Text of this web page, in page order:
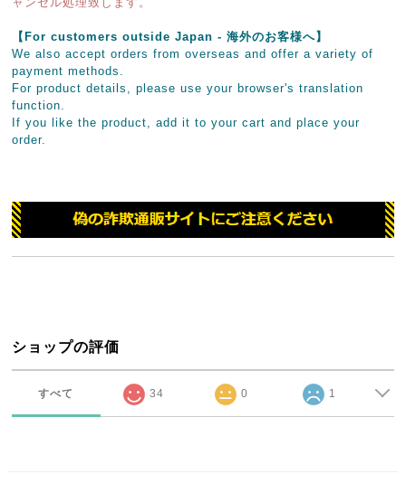
【For customers outside Japan - 海外のお客様へ】
We also accept orders from overseas and offer a variety of
payment methods.
For product details, please use your browser's translation
function.
If you like the product, add it to your cart and place your
order.
ショップの評価
すべて 34 0 1